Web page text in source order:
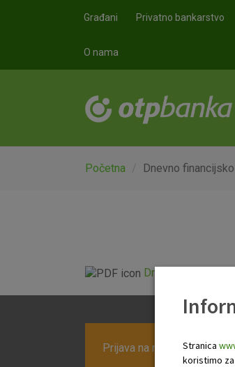
Građani Privatno bankarstvo
O nama
Početna Dnevno
Dnevno
Prijava na newsletter OTP
Stranica
koristimo